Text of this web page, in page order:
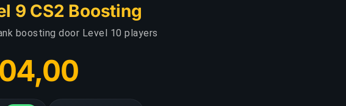
9 CS2 Boosting
boosting door Level 10 players